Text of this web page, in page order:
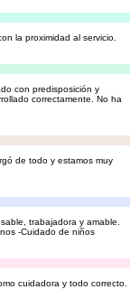
la proximidad al servicio.
con predisposición y
correctamente. No ha
de todo y estamos muy
trabajadora y amable.
-Cuidado de niños
cuidadora y todo correcto.